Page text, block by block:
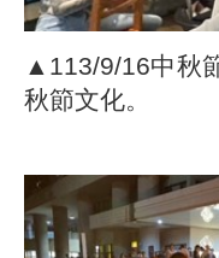
▲113/9/16中秋
秋節文化。